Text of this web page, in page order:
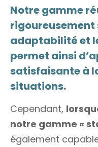
Notre gamme
rigoureusement
adaptabilité et
permet ainsi
satisfaisante à
situations.
Cependant,
notre gamme «
également